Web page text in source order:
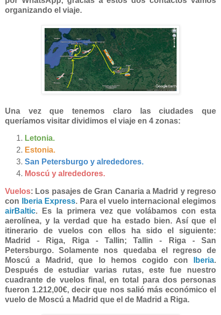
organizando el viaje.
Una vez que tenemos claro las ciudades que
queríamos visitar dividimos el viaje en 4 zonas:
Letonia.
Estonia.
San Petersburgo y alrededores.
Moscú y alrededores.
Vuelos: Los pasajes de Gran Canaria a Madrid y regreso
con
Iberia Express. Para el vuelo internacional elegimos
airBaltic. Es la primera vez que volábamos con esta
aerolínea, y la verdad que ha estado bien. Así que el
itinerario de vuelos con ellos ha sido el siguiente:
Madrid - Riga, Riga - Tallin; Tallin - Riga - San
Petersburgo. Solamente nos quedaba el regreso de
Moscú a Madrid, que lo hemos cogido con
Iberia.
Después de estudiar varias rutas, este fue nuestro
cuadrante de vuelos final, en total para dos personas
fueron 1.212,00€, decir que nos salió más económico el
vuelo de Moscú a Madrid que el de Madrid a Riga.